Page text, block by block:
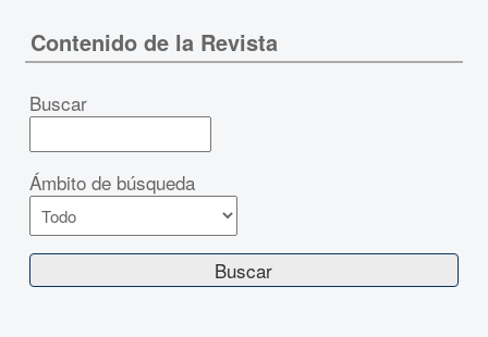
Contenido de la Revista
Buscar
Ámbito de búsqueda